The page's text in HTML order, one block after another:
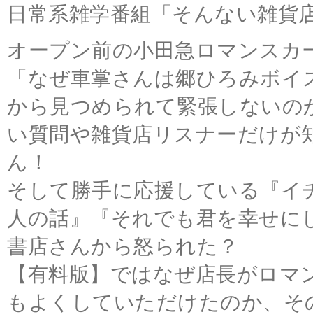
日常系雑学番組「そんない雑
オープン前の小田急ロマンスカ
「なぜ車掌さんは郷ひろみボ
から見つめられて緊張しない
い質問や雑貨店リスナーだけ
ん！
そして勝手に応援している『
人の話』『それでも君を幸せ
書店さんから怒られた？
【有料版】ではなぜ店長がロ
もよくしていただけたのか、